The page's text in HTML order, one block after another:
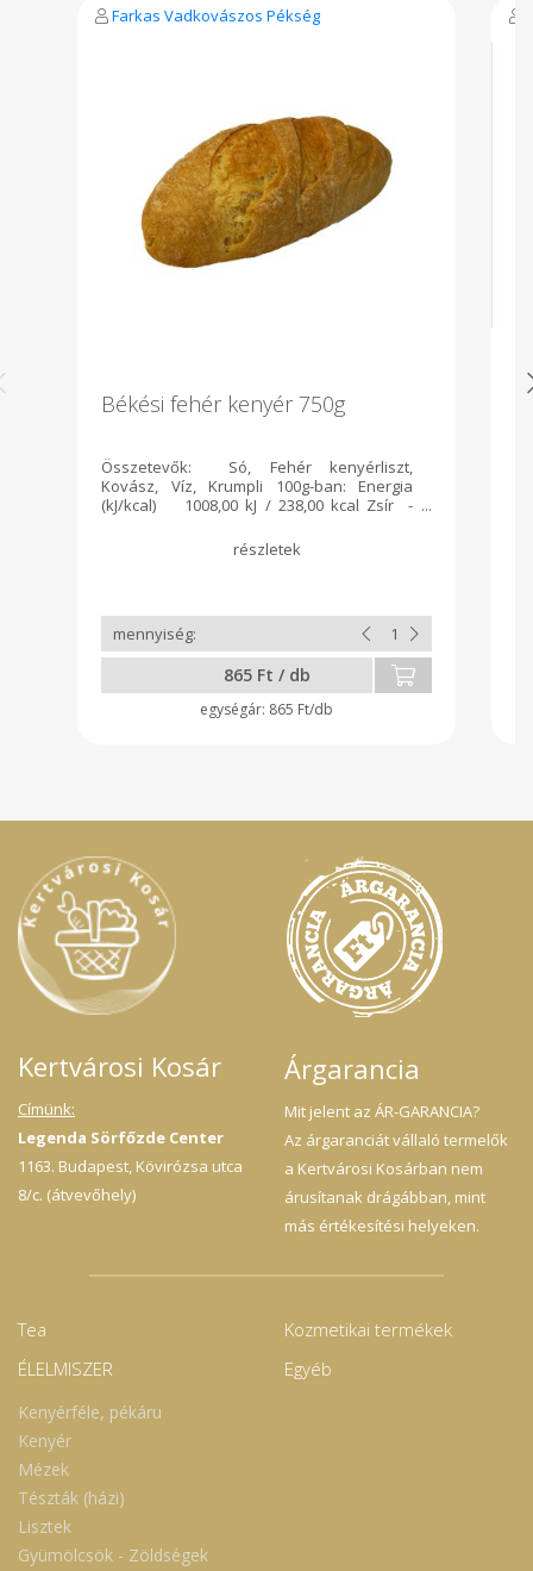
Farkas Vadkovászos Pékség
Békési fehér kenyér 750g
Összetevők: Só, Fehér kenyérliszt,
Kovász, Víz, Krumpli 100g-ban: Energia
(kJ/kcal) 1008,00 kJ / 238,00 kcal Zsír -
Szénhidrát - amelyből cukrok 47,50 g 1,30
g Rost 2,18 g Fehérje 8,55 g Só 0,65 g
865 Ft / db
865 Ft/db
Kertvárosi Kosár
Címünk:
Legenda Sörfőzde Center
1163. Budapest, Kövirózsa utca
8/c. (átvevőhely)
Árgarancia
Mit jelent az ÁR-GARANCIA?
Az árgaranciát vállaló termelők
a Kertvárosi Kosárban nem
árusítanak drágábban, mint
más értékesítési helyeken.
Tea
ÉLELMISZER
Kenyérféle, pékáru
Kenyér
Mézek
Tészták (házi)
Lisztek
Gyümölcsök - Zöldségek
Kozmetikai termékek
Egyéb